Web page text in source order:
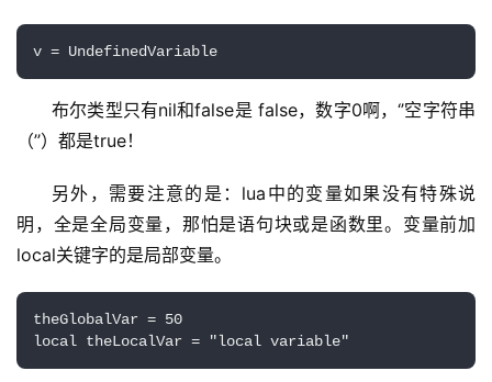
v = UndefinedVariable
布尔类型只有nil和false是 false，数字0啊，‘’空字符串
（’’）都是true！
另外，需要注意的是：lua中的变量如果没有特殊说
明，全是全局变量，那怕是语句块或是函数里。变量前加
local关键字的是局部变量。
theGlobalVar = 50
local theLocalVar = "local variable"